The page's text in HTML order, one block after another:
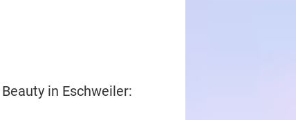
in Eschweiler: